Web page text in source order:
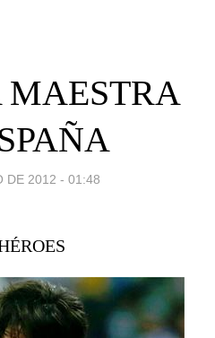
DE 2012 - 01:48